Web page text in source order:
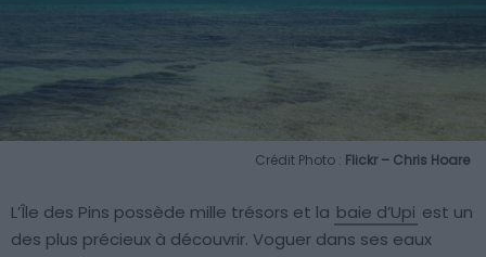
Crédit Photo : Flickr – Chris Hoare
L’Île des Pins possède mille trésors et la baie d’Upi est un
des plus précieux à découvrir. Voguer dans ses eaux